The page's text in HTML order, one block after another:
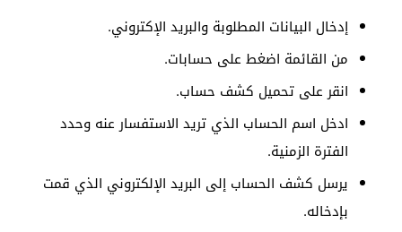
إدخال البيانات المطلوبة والبريد الإكتروني.
من القائمة اضغط على حسابات.
انقر على تحميل كشف حساب.
ادخل اسم الحساب الذي تريد الاستفسار عنه وحدد
الفترة الزمنية.
يرسل كشف الحساب إلى البريد الإلكتروني الذي قمت
بإدخاله.